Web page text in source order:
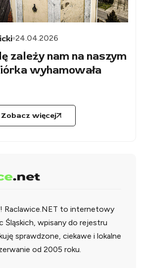
24.04.2026
zależy nam na naszym
wyhamowała
Zobacz więcej
Raclawice.NET to internetowy
Śląskich, wpisany do rejestru
sprawdzone, ciekawe i lokalne
od 2005 roku.